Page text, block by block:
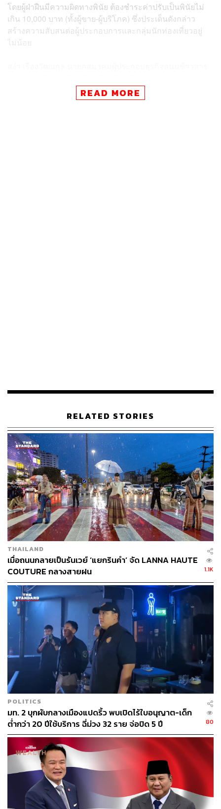
โดยผู้ฝ่าฝืนมีความผิดทางพินัย ต้องชำระค่าปรับเป็นพินัยไม่
เกิน 10,000 บาท (ทั้งผู้ขาย-ผู้บริโภค) ซึ่งประเด็นดังกล่าว
สร้างความสับสนต่อผู้ประกอบการและกลุ่มนักท่องเที่ยวอยู่
ไม่น้อย
ควบคุมเครื่องดื่มแอลกอฮอล์ฉบับใหม่ พ.ศ. 2568 เป็นการ
ควบคุมที่ไม่สมเหตุสมผล และสะท้อนถึงความไม่เข้าใจธุรกิจ
น. ที่ผ่านมา เครือข่ายสมาคมผู้ประกอบการท่องเที่ยวและ
บริการกว่า 8 สมาคม ได้ยื่นหนังสือถึงนายกรัฐมนตรี เพื่อขอ
ให้พิจารณาทบทวนและยกเลิกข้อจำกัดที่เป็นอุปสรรคต่อการ
ประกอบธุรกิจ โดยเฉพาะข้อกำหนดเรื่องเวลาจำหน่ายและ
บริโภคเครื่องดื่มแอลกอฮอล์ ตาม พ.ร.บ.ควบคุมเครื่องดื่ม
แอลกอฮอล์ พ.ศ. 2568
ส่วนในจดหมายที่สมาคมฯ ยื่นต่อรัฐบาล มีข้อเสนอหลัก 3 ข้อ
ได้แก่
ยกเลิกข้อห้ามขายเครื่องดื่มแอลกอฮอล์ช่วงเวลา
14.00-17.00 น.
ยกเลิกโทษปรับ 10,000 บาท สำหรับร้านค้าที่เปิดเกิน
เวลาเที่ยงคืน
ขยายเวลาเปิดสถานบริการได้ถึง 01.00 น. เพื่อรองรับ
พฤติกรรมนักท่องเที่ยว
พร้อมอธิบายว่า กฎหมายเก่าที่ห้ามขายเครื่องดื่มแอลกอฮอล์
ในช่วงเวลา 14.00 – 17.00 น. ใช้มานานกว่า 50 ปี ตั้งแต่ปี
2515 ซึ่งไม่สอดคล้องกับพฤติกรรมผู้บริโภคและรูปแบบธุรกิจ
ในปัจจุบัน ขณะที่ปัญหาใหญ่กว่านั้นคือ ใบอนุญาตสถาน
บริการไม่เคยมีการออกให้ใหม่มานานกว่า 20-30 ปี ทำให้ผู้
ประกอบการที่ต้องการดำเนินธุรกิจอย่างถูกกฎหมาย ไม่
สามารถขออนุญาตได้
ผลลัพธ์คือ ธุรกิจจำนวนมากต้องอยู่ในสภาวะการทำธุรกิจ
แบบเทา ๆ หรือ กึ่งผิดกฎหมาย โดยประมาณ 80-90% ของ
ร้านอาหาร ผับ และบาร์ ไม่มีใบอนุญาตสถานบริการ
เนื่องจากภาครัฐไม่เปิดให้ขอใหม่ ส่งผลให้ผู้ประกอบการต้อง
ลักลอบเปิด ซึ่งแทนที่รัฐบาลจะส่งเสริมให้ดำเนินกิจการอย่าง
READ MORE
RELATED STORIES
THAILAND
เมื่อถนนกลายเป็นรันเวย์ ‘แยกรินคำ’ จัด LANNA HAUTE
COUTURE กลางสายฝน
1.1K
POLITICS
มท. 2 บุกผับกลางเมืองแปดริ้ว พบเปิดไร้ใบอนุญาต-เด็ก
ต่ำกว่า 20 ปีใช้บริการ ฉี่ม่วง 32 ราย จ่อปิด 5 ปี
80